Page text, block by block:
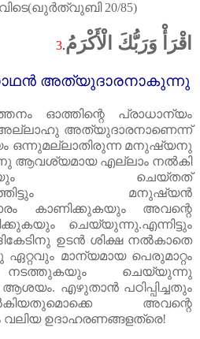
20/85)
3.اقْرَأْ وَرَبُّكَ الْأَكْرَمُ
അത്യുദാരനാകുന്നു
ഓത്തിന്റെ പ്രാധാന്യം
അല്ലാഹു അത്യുദാരനാണെന്ന്
ഒന്നുമല്ലാതിരുന്ന മനുഷ്യനു
ആവശ്യമായ എല്ലാം നൽകി
ചെയ്തത്‌
മനുഷ്യൻ
കാണിക്കുകയും അവന്റെ
ചെയ്യുന്നു.എന്നിട്ടും
ഉടൻ ശിക്ഷ നൽകാതെ
ഏറ്റവും മാന്യമായ പെരുമാറ്റം
ചെയ്യുന്നു
ആശയം. എഴുതാൻ പഠിപ്പിച്ചതും
അവന്റെ
വലിയ ഉദാഹരണങ്ങളത്രെ!